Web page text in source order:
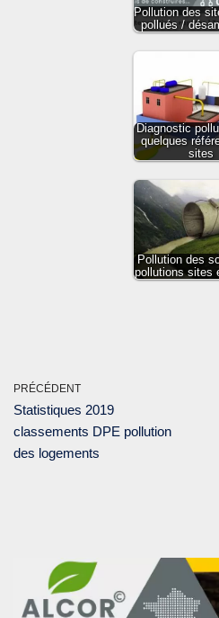
Pollution des
pollués /
Diagnostic
quelques
sites
Pollution des
pollutions sites
PRÉCÉDENT
Statistiques 2019
classements DPE pollution
des logements